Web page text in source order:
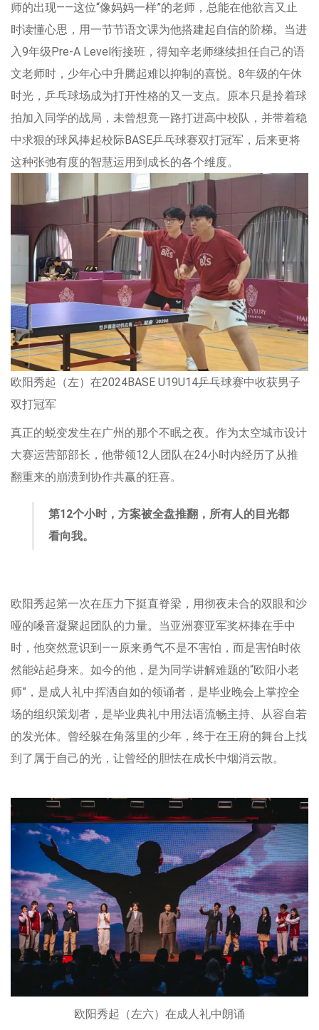
师的出现——这位“像妈妈一样”的老师，总能在他欲言又止
时读懂心思，用一节节语文课为他搭建起自信的阶梯。当进
入9年级Pre-A Level衔接班，得知辛老师继续担任自己的语
文老师时，少年心中升腾起难以抑制的喜悦。8年级的午休
时光，乒乓球场成为打开性格的又一支点。原本只是拎着球
拍加入同学的战局，未曾想竟一路打进高中校队，并带着稳
中求狠的球风捧起校际BASE乒乓球赛双打冠军，后来更将
这种张弛有度的智慧运用到成长的各个维度。
欧阳秀起（左）在2024BASE U19U14乒乓球赛中收获男子
双打冠军
真正的蜕变发生在广州的那个不眠之夜。作为太空城市设计
大赛运营部部长，他带领12人团队在24小时内经历了从推
翻重来的崩溃到协作共赢的狂喜。
第12个小时，方案被全盘推翻，所有人的目光都
看向我。
欧阳秀起第一次在压力下挺直脊梁，用彻夜未合的双眼和沙
哑的嗓音凝聚起团队的力量。当亚洲赛亚军奖杯捧在手中
时，他突然意识到——原来勇气不是不害怕，而是害怕时依
然能站起身来。如今的他，是为同学讲解难题的“欧阳小老
师”，是成人礼中挥洒自如的领诵者，是毕业晚会上掌控全
场的组织策划者，是毕业典礼中用法语流畅主持、从容自若
的发光体。曾经躲在角落里的少年，终于在王府的舞台上找
到了属于自己的光，让曾经的胆怯在成长中烟消云散。
欧阳秀起（左六）在成人礼中朗诵